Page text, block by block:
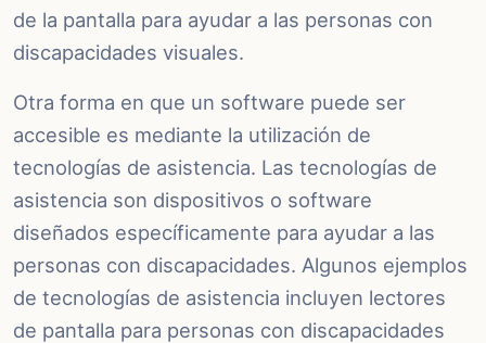
de la pantalla para ayudar a las personas con
discapacidades visuales.
Otra forma en que un software puede ser
accesible es mediante la utilización de
tecnologías de asistencia. Las tecnologías de
asistencia son dispositivos o software
diseñados específicamente para ayudar a las
personas con discapacidades. Algunos ejemplos
de tecnologías de asistencia incluyen lectores
de pantalla para personas con discapacidades